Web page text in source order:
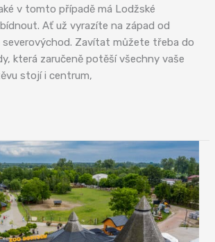
v tomto případě má Lodžské
Ať už vyrazíte na západ od
severovýchod. Zavítat můžete třeba do
která zaručeně potěší všechny vaše
stojí i centrum,